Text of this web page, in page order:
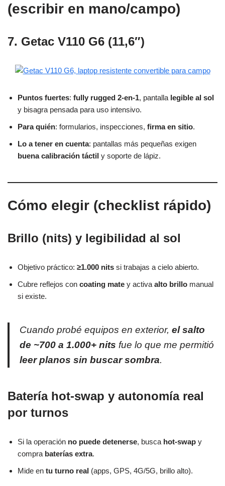
(escribir en mano/campo)
7. Getac V110 G6 (11,6″)
Puntos fuertes: fully rugged 2-en-1, pantalla legible al sol
y bisagra pensada para uso intensivo.
Para quién: formularios, inspecciones, firma en sitio.
Lo a tener en cuenta: pantallas más pequeñas exigen
buena calibración táctil y soporte de lápiz.
Cómo elegir (checklist rápido)
Brillo (nits) y legibilidad al sol
Objetivo práctico: ≥1.000 nits si trabajas a cielo abierto.
Cubre reflejos con coating mate y activa alto brillo manual
si existe.
Cuando probé equipos en exterior, el salto
de ~700 a 1.000+ nits fue lo que me permitió
leer planos sin buscar sombra.
Batería hot-swap y autonomía real
por turnos
Si la operación no puede detenerse, busca hot-swap y
compra baterías extra.
Mide en tu turno real (apps, GPS, 4G/5G, brillo alto).